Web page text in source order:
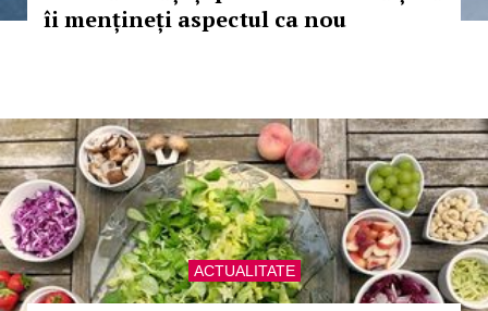
îi mențineți aspectul ca nou
ACTUALITATE